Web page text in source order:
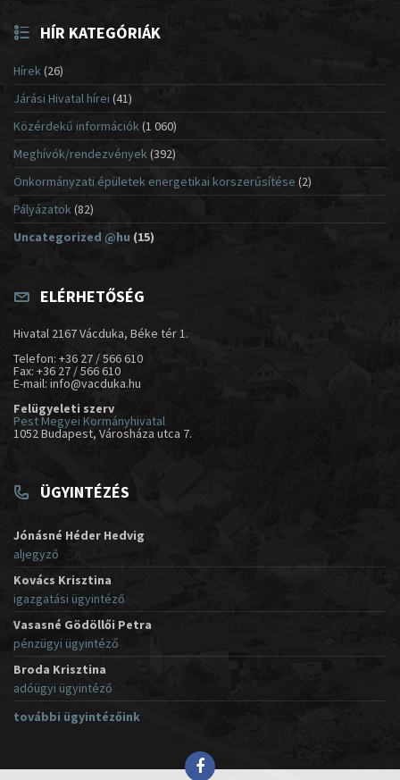
HÍR KATEGÓRIÁK
Hírek(26)
Járási Hivatal hírei (41)
Közérdekű információk(1 060)
Meghívók/rendezvények (392)
Önkormányzati épületek energetikai korszerűsítése (2)
Pályázatok (82)
Uncategorized @hu (15)
ELÉRHETŐSÉG
Hivatal 2167 Vácduka, Béke tér 1.
Telefon: +36 27 / 566 610
Fax: +36 27 / 566 610
E-mail: info@vacduka.hu
Felügyeleti szerv
Pest Megyei Kormányhivatal
1052 Budapest, Városháza utca 7.
ÜGYINTÉZÉS
Jónásné Héder Hedvig
aljegyző
Kovács Krisztina
igazgatási ügyintéző
Vasasné Gödöllői Petra
pénzügyi ügyintéző
Broda Krisztina
adóügyi ügyintéző
további ügyintézőink